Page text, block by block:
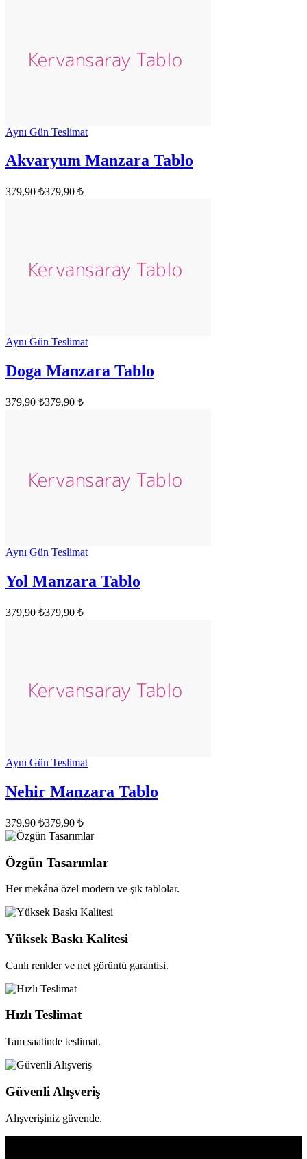
Aynı Gün Teslimat
Akvaryum Manzara Tablo
379,90 ₺379,90 ₺
Aynı Gün Teslimat
Doga Manzara Tablo
379,90 ₺379,90 ₺
Aynı Gün Teslimat
Yol Manzara Tablo
379,90 ₺379,90 ₺
Aynı Gün Teslimat
Nehir Manzara Tablo
379,90 ₺379,90 ₺
Özgün Tasarımlar
Her mekâna özel modern ve şık tablolar.
Yüksek Baskı Kalitesi
Canlı renkler ve net görüntü garantisi.
Hızlı Teslimat
Tam saatinde teslimat.
Güvenli Alışveriş
Alışverişiniz güvende.